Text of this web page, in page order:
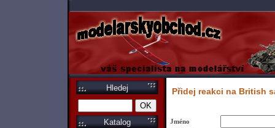
Hledej
Katalog
Přidej reakci na British
Jméno